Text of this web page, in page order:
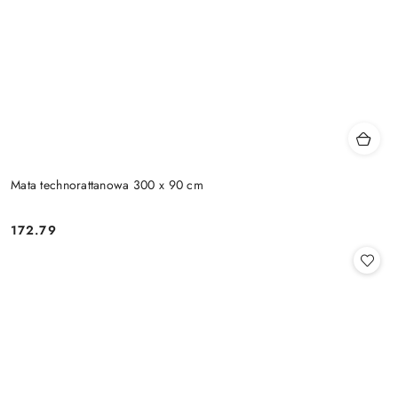
Mata technorattanowa 300 x 90 cm
Cena:
172.79